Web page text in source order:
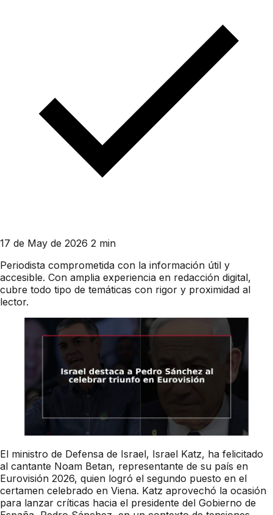
17 de May de 2026 2 min
Periodista comprometida con la información útil y
accesible. Con amplia experiencia en redacción digital,
cubre todo tipo de temáticas con rigor y proximidad al
lector.
El ministro de Defensa de Israel, Israel Katz, ha felicitado
al cantante Noam Betan, representante de su país en
Eurovisión 2026, quien logró el segundo puesto en el
certamen celebrado en Viena. Katz aprovechó la ocasión
para lanzar críticas hacia el presidente del Gobierno de